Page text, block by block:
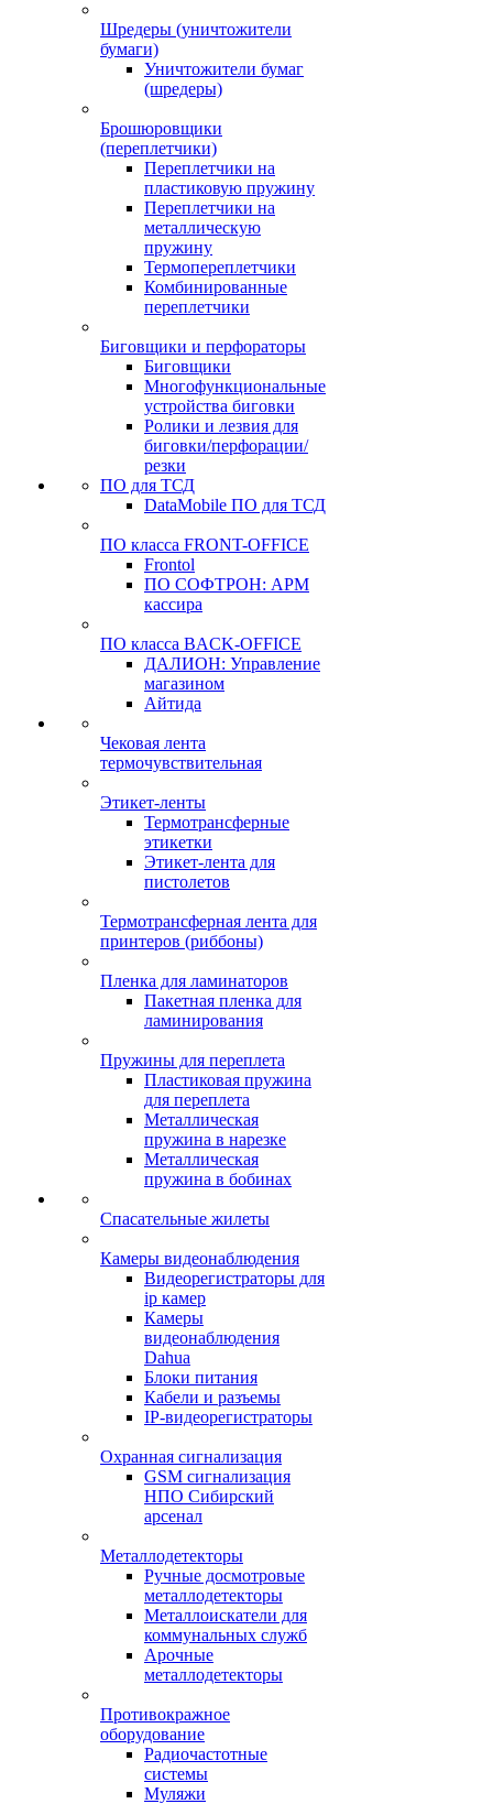
Шредеры (уничтожители
бумаги)
Уничтожители бумаг
(шредеры)
Брошюровщики
(переплетчики)
Переплетчики на
пластиковую пружину
Переплетчики на
металлическую
пружину
Термопереплетчики
Комбинированные
переплетчики
Биговщики и перфораторы
Биговщики
Многофункциональные
устройства биговки
Ролики и лезвия для
биговки/перфорации/
резки
ПО для ТСД
DataMobile ПО для ТСД
ПО класса FRONT-OFFICE
Frontol
ПО СОФТРОН: АРМ
кассира
ПО класса BACK-OFFICE
ДАЛИОН: Управление
магазином
Айтида
Чековая лента
термочувствительная
Этикет-ленты
Термотрансферные
этикетки
Этикет-лента для
пистолетов
Термотрансферная лента для
принтеров (риббоны)
Пленка для ламинаторов
Пакетная пленка для
ламинирования
Пружины для переплета
Пластиковая пружина
для переплета
Металлическая
пружина в нарезке
Металлическая
пружина в бобинах
Спасательные жилеты
Камеры видеонаблюдения
Видеорегистраторы для
ip камер
Камеры
видеонаблюдения
Dahua
Блоки питания
Кабели и разъемы
IP-видеорегистраторы
Охранная сигнализация
GSM сигнализация
НПО Сибирский
арсенал
Металлодетекторы
Ручные досмотровые
металлодетекторы
Металлоискатели для
коммунальных служб
Арочные
металлодетекторы
Противокражное
оборудование
Радиочастотные
системы
Муляжи